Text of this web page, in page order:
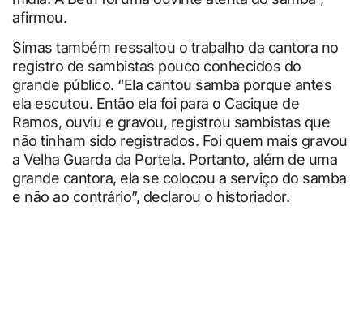
afirmou.
Simas também ressaltou o trabalho da cantora no
registro de sambistas pouco conhecidos do
grande público. “Ela cantou samba porque antes
ela escutou. Então ela foi para o Cacique de
Ramos, ouviu e gravou, registrou sambistas que
não tinham sido registrados. Foi quem mais gravou
a Velha Guarda da Portela. Portanto, além de uma
grande cantora, ela se colocou a serviço do samba
e não ao contrário”, declarou o historiador.